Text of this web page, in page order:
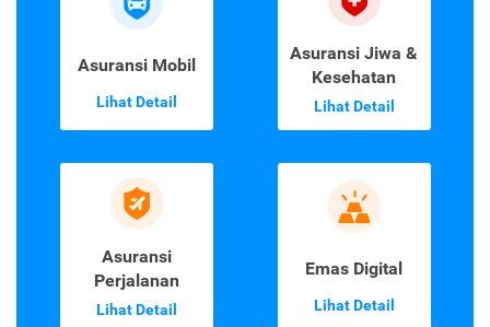
Asuransi Mobil
Lihat Detail
Asuransi Jiwa &
Kesehatan
Lihat Detail
Asuransi
Perjalanan
Lihat Detail
Emas Digital
Lihat Detail